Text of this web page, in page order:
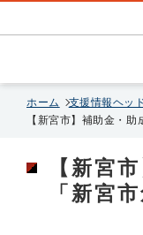
ホーム
支援情報ヘッ
【新宮市】補助金・助
【新宮
「新宮